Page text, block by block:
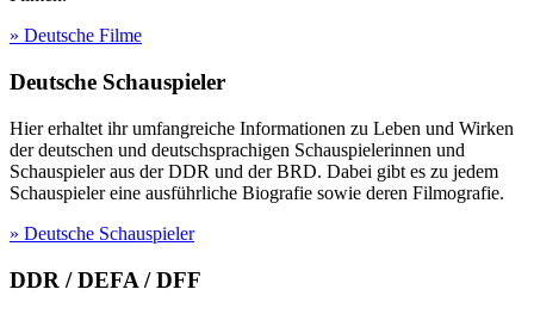
» Deutsche Filme
Deutsche Schauspieler
Hier erhaltet ihr umfangreiche Informationen zu Leben und Wirken
der deutschen und deutschsprachigen Schauspielerinnen und
Schauspieler aus der DDR und der BRD. Dabei gibt es zu jedem
Schauspieler eine ausführliche Biografie sowie deren Filmografie.
» Deutsche Schauspieler
DDR / DEFA / DFF